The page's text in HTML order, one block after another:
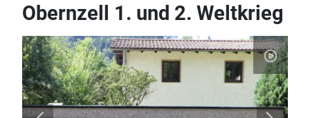
Obernzell 1. und 2. Weltkrieg